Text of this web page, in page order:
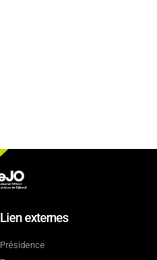
Lien externes
Présidence